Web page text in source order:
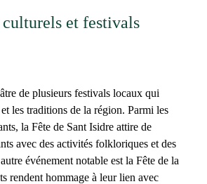
et festivals
de plusieurs festivals locaux qui
les traditions de la région. Parmi les
la Fête de Sant Isidre attire de
avec des activités folkloriques et des
événement notable est la Fête de la
rendent hommage à leur lien avec